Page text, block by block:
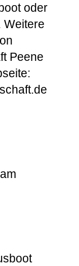
oder
Weitere
Peene